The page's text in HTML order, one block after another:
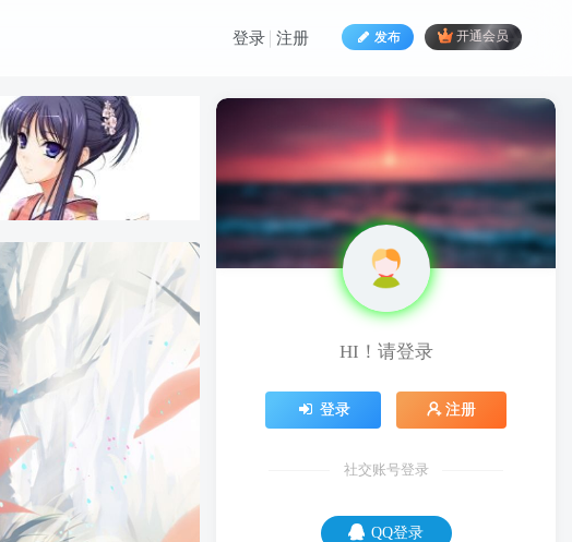
发布 开通会员
登录 注册
HI！请登录
登录 注册
社交账号登录
QQ登录
HI！请登录
登录 注册
社交账号登录
QQ登录